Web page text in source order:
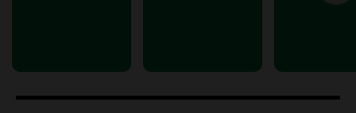
Santa Fe reactivará 1.500
Procrear en la provincia